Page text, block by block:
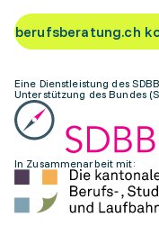
berufsberatung.ch
Eine Dienstleistung des
Unterstützung des Bundes
In Zusammenarbeit mit: